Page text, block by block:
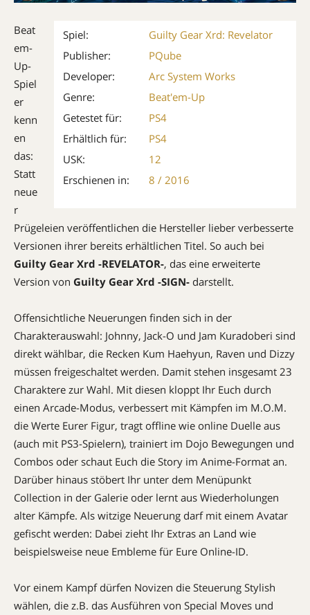
Spiel:
Guilty Gear Xrd: Revelator
Publisher:
PQube
Developer:
Arc System Works
Genre:
Beat'em-Up
Getestet für:
PS4
Erhältlich für:
PS4
USK:
12
Erschienen in:
8 / 2016
Beat
em-
Up-
Spiel
er
kenn
en
das:
Statt
neue
r
Prügeleien veröffentlichen die Hersteller lieber verbesserte
Versionen ihrer bereits erhältlichen Titel. So auch bei
Guilty Gear Xrd -REVELATOR-, das eine erweiterte
Version von Guilty Gear Xrd -SIGN- darstellt.
Offensichtliche Neuerungen finden sich in der
Charakterauswahl: Johnny, Jack-O und Jam Kuradoberi sind
direkt wählbar, die Recken Kum Haehyun, Raven und Dizzy
müssen freigeschaltet werden. Damit stehen insgesamt 23
Charaktere zur Wahl. Mit diesen kloppt Ihr Euch durch
einen Arcade-Modus, verbessert mit Kämpfen im M.O.M.
die Werte Eurer Figur, tragt offline wie online Duelle aus
(auch mit PS3-Spielern), trainiert im Dojo Bewegungen und
Combos oder schaut Euch die Story im Anime-Format an.
Darüber hinaus stöbert Ihr unter dem Menüpunkt
Collection in der Galerie oder lernt aus Wiederholungen
alter Kämpfe. Als witzige Neuerung darf mit einem Avatar
gefischt werden: Dabei zieht Ihr Extras an Land wie
beispielsweise neue Embleme für Eure Online-ID.
Vor einem Kampf dürfen Novizen die Steuerung Stylish
wählen, die z.B. das Ausführen von Special Moves und